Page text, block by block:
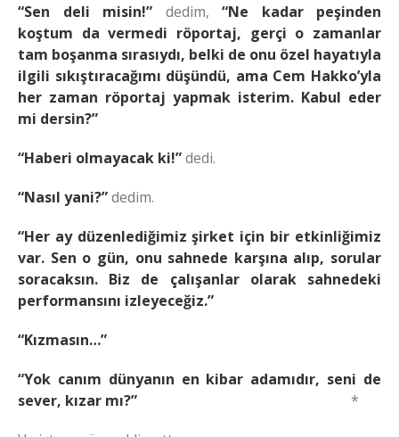
“Sen deli misin!” dedim, “Ne kadar peşinden
koştum da vermedi röportaj, gerçi o zamanlar
tam boşanma sırasıydı, belki de onu özel hayatıyla
ilgili sıkıştıracağımı düşündü, ama Cem Hakko’yla
her zaman röportaj yapmak isterim. Kabul eder
mi dersin?”
“Haberi olmayacak ki!”dedi.
“Nasıl yani?”dedim.
“Her ay düzenlediğimiz şirket için bir etkinliğimiz
var. Sen o gün, onu sahnede karşına alıp, sorular
soracaksın. Biz de çalışanlar olarak sahnedeki
performansını izleyeceğiz.”
“Kızmasın…”
“Yok canım dünyanın en kibar adamıdır, seni de
sever, kızar mı?”
*